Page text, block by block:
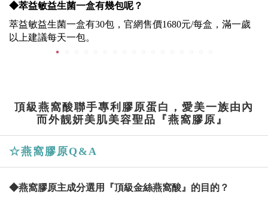
◆萃益敏益生菌一盒有幾包呢？
萃益敏益生菌一盒有30包，官網售價1680元/每盒，滿一歲
以上建議每天一包。
頂級燕窩酸聯手專利膠原蛋白，愛美一族由內
而外靓妍美肌美容聖品『燕窩膠原』
☆燕窩膠原Q&A
◆燕窩膠原主成分選用『頂級金絲燕窩酸』的目的？